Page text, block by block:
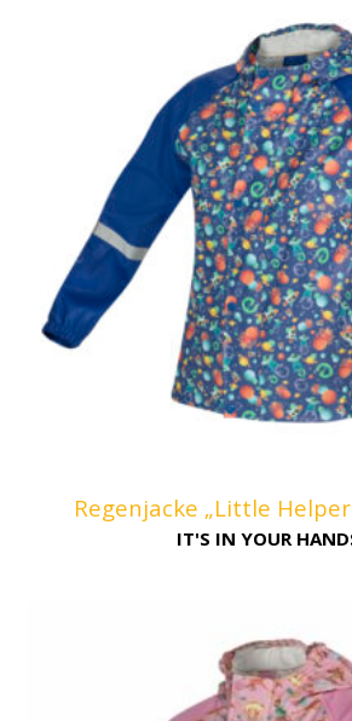
Regenjacke „Little
IT'S IN YOUR